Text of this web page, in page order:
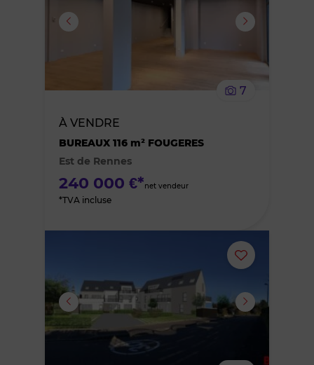
ou
7
À VENDRE
BUREAUX 116 m² FOUGERES
Est de Rennes
240 000 €*net vendeur
*TVA incluse
Ajouter
ou
supprimer